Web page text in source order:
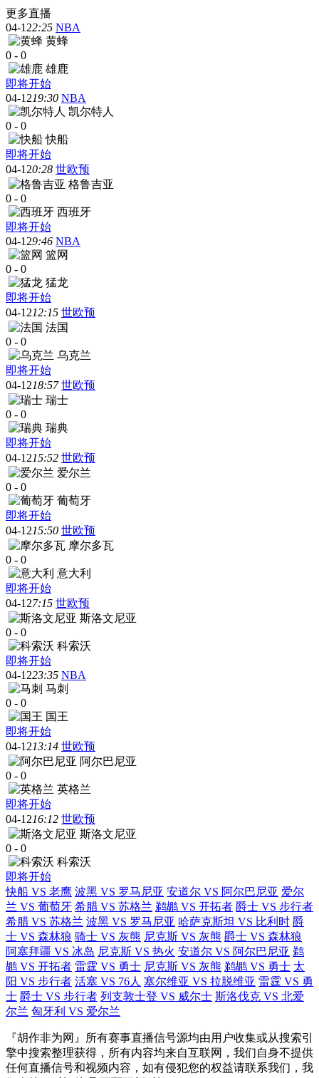
更多直播
04-122:25 NBA
黄蜂
0 - 0
雄鹿
即将开始
04-1219:30 NBA
凯尔特人
0 - 0
快船
即将开始
04-120:28 世欧预
格鲁吉亚
0 - 0
西班牙
即将开始
04-129:46 NBA
篮网
0 - 0
猛龙
即将开始
04-1212:15 世欧预
法国
0 - 0
乌克兰
即将开始
04-1218:57 世欧预
瑞士
0 - 0
瑞典
即将开始
04-1215:52 世欧预
爱尔兰
0 - 0
葡萄牙
即将开始
04-1215:50 世欧预
摩尔多瓦
0 - 0
意大利
即将开始
04-127:15 世欧预
斯洛文尼亚
0 - 0
科索沃
即将开始
04-1223:35 NBA
马刺
0 - 0
国王
即将开始
04-1213:14 世欧预
阿尔巴尼亚
0 - 0
英格兰
即将开始
04-1216:12 世欧预
斯洛文尼亚
0 - 0
科索沃
即将开始
快船 VS 老鹰 波黑 VS 罗马尼亚 安道尔 VS 阿尔巴尼亚 爱尔
兰 VS 葡萄牙 希腊 VS 苏格兰 鹈鹕 VS 开拓者 爵士 VS 步行者
希腊 VS 苏格兰 波黑 VS 罗马尼亚 哈萨克斯坦 VS 比利时 爵
士 VS 森林狼 骑士 VS 灰熊 尼克斯 VS 灰熊 爵士 VS 森林狼
阿塞拜疆 VS 冰岛 尼克斯 VS 热火 安道尔 VS 阿尔巴尼亚 鹈
鹕 VS 开拓者 雷霆 VS 勇士 尼克斯 VS 灰熊 鹈鹕 VS 勇士 太
阳 VS 步行者 活塞 VS 76人 塞尔维亚 VS 拉脱维亚 雷霆 VS 勇
士 爵士 VS 步行者 列支敦士登 VS 威尔士 斯洛伐克 VS 北爱
尔兰 匈牙利 VS 爱尔兰
『胡作非为网』所有赛事直播信号源均由用户收集或从搜索引
擎中搜索整理获得，所有内容均来自互联网，我们自身不提供
任何直播信号和视频内容，如有侵犯您的权益请联系我们，我